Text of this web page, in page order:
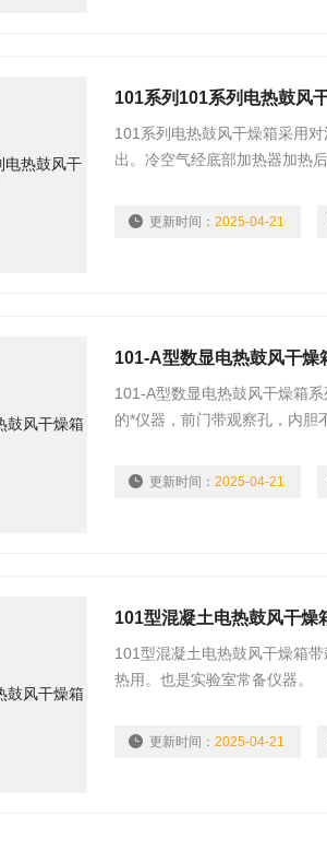
101系列101系列电热鼓风
101系列电热鼓风干燥箱采用
出。冷空气经底部加热器加热
更新时间：2025-04-21
101-A型数显电热鼓风干燥
101-A型数显电热鼓风干燥箱
的*仪器，前门带观察孔，内胆
更新时间：2025-04-21
101型混凝土电热鼓风干燥
101型混凝土电热鼓风干燥箱
热用。也是实验室常备仪器。
更新时间：2025-04-21